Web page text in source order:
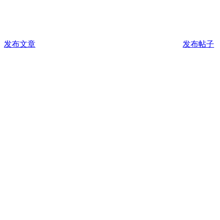
发布文章 发布帖子